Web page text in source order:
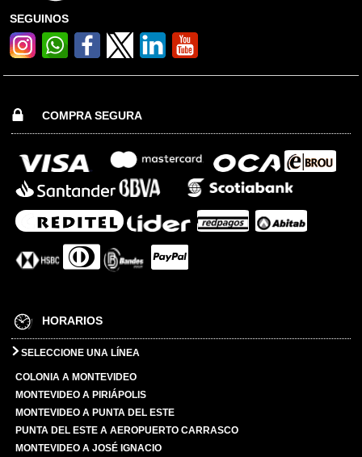
SEGUINOS
COMPRA SEGURA
HORARIOS
SELECCIONE UNA LÍNEA
COLONIA A MONTEVIDEO
MONTEVIDEO A PIRIÁPOLIS
MONTEVIDEO A PUNTA DEL ESTE
PUNTA DEL ESTE A AEROPUERTO CARRASCO
MONTEVIDEO A JOSÉ IGNACIO